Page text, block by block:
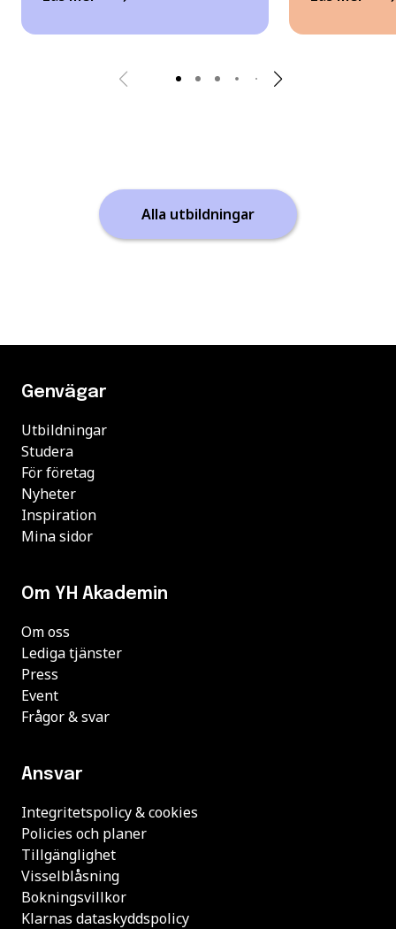
Alla utbildningar
Genvägar
Utbildningar
Studera
För företag
Nyheter
Inspiration
Mina sidor
Om YH Akademin
Om oss
Lediga tjänster
Press
Event
Frågor & svar
Ansvar
Integritetspolicy & cookies
Policies och planer
Tillgänglighet
Visselblåsning
Bokningsvillkor
Klarnas dataskyddspolicy